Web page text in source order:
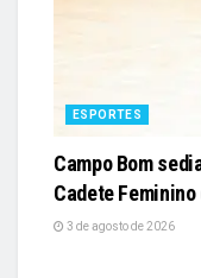
ESPORTES
Campo Bom
Cadete
3 de agosto de 2026